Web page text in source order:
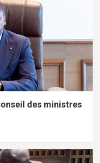
des ministres